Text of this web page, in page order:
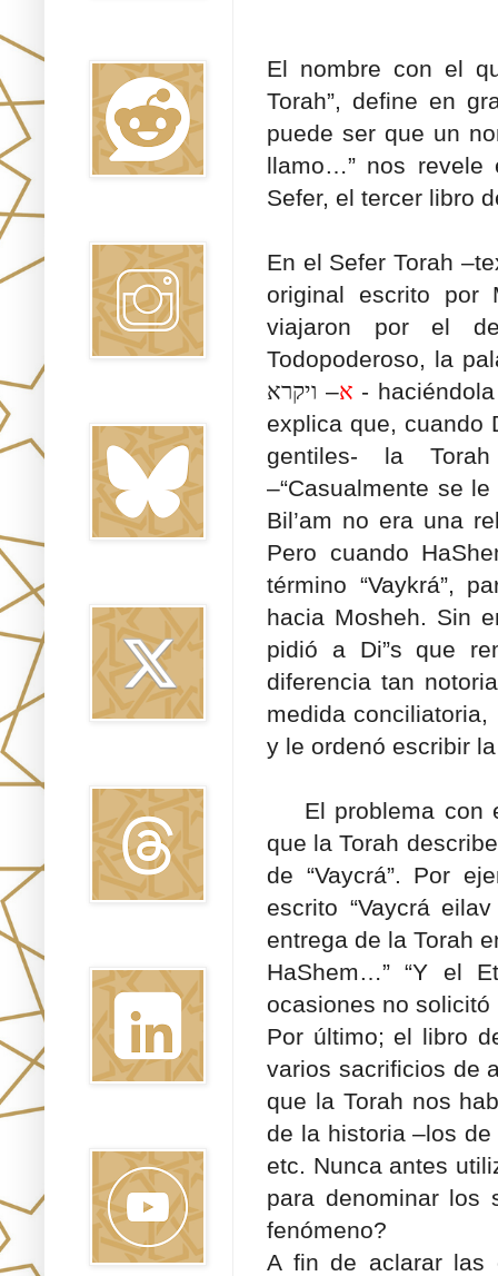
El nombre con el
Torah”, define en
puede ser que un
llamo…” nos revele
Sefer, el tercer libro
En el Sefer Torah
original escrito por
viajaron por el
Todopoderoso, la
א–
-
explica que, cuando
gentiles- la
–“Casualmente se
Bil’am no era una
Pero cuando
término “Vaykrá”,
hacia Mosheh. Sin
pidió a Di”s que
diferencia tan
medida
y le ordenó escribir
El problema con
que la Torah
de “Vaycrá”. Por
escrito “Vaycrá
entrega de la Torah
HaShem…” “Y el
ocasiones no
Por último; el libro
varios sacrificios de
que la Torah nos
de la historia –los
etc. Nunca antes
para denominar los
fenómeno?
A fin de aclarar las